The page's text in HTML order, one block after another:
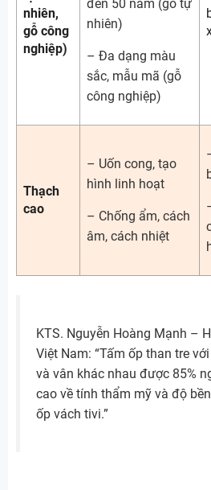
nhiên,
gỗ công
nghiệp)
đến 50 năm (gỗ tự
nhiên)
– Đa dạng màu
sắc, mẫu mã (gỗ
công nghiệp)
Thạch
cao
– Uốn cong, tạo
hình linh hoạt
– Chống ẩm, cách
âm, cách nhiệt
KTS. Nguyễn Hoàng Mạnh –
Việt Nam: “Tấm ốp than tre
và vân khác nhau được 85%
cao về tính thẩm mỹ và độ
ốp vách tivi.”